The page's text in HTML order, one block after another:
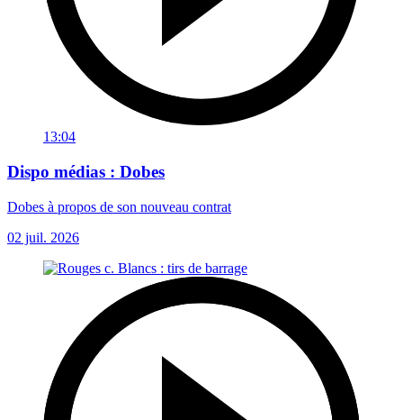
13:04
Dispo médias : Dobes
Dobes à propos de son nouveau contrat
02 juil. 2026